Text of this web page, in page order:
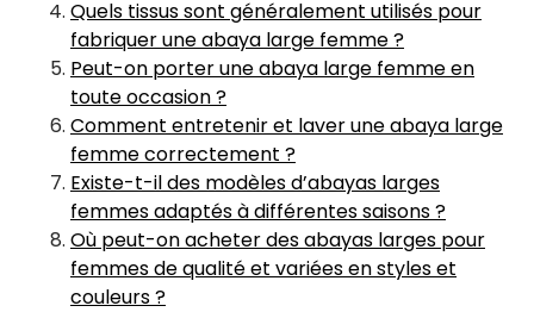
Quels tissus sont généralement utilisés pour
fabriquer une abaya large femme ?
Peut-on porter une abaya large femme en
toute occasion ?
Comment entretenir et laver une abaya large
femme correctement ?
Existe-t-il des modèles d’abayas larges
femmes adaptés à différentes saisons ?
Où peut-on acheter des abayas larges pour
femmes de qualité et variées en styles et
couleurs ?